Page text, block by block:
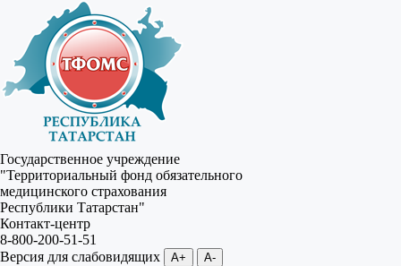
Государственное учреждение
"Территориальный фонд обязательного
медицинского страхования
Республики Татарстан"
Контакт-центр
8-800-200-51-51
Версия для слабовидящих
A+ A-